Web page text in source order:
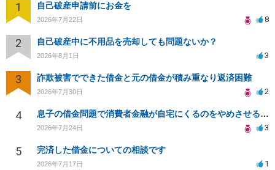
1 自己破産申請前にお金を
2026年7月22日 8
2 自己破産中に不用品を売却しても問題ないか？
2026年8月1日 3
3 詐欺被害でできた借金と元の借金が積み重なり返済困難
2026年7月30日 2
4 息子の借金問題で消費者金融が自宅にくるのをやめさせる方法はないですか？
2026年7月24日 3
5 完済した借金についての相談です
2026年7月17日 1